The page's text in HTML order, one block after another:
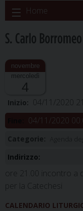
Skip
to
Home
S. Carlo Borromeo
mercoledì
4
Inizio: 04/11/2020
04/11/2020
Categorie:
Indirizzo:
ore 21.00 incontro a
per la Catechesi
CALENDARIO